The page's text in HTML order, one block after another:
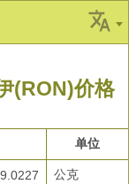
(RON)价格
单位
9.0227 公克